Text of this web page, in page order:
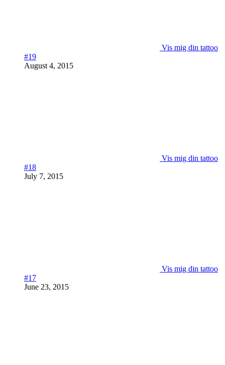
Vis mig din tattoo
#19
August 4, 2015
Vis mig din tattoo
#18
July 7, 2015
Vis mig din tattoo
#17
June 23, 2015